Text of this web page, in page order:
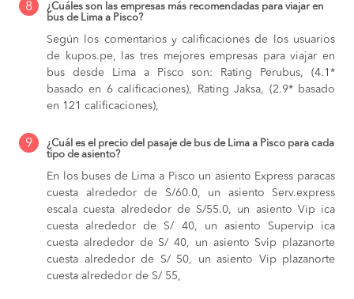
8
¿Cuáles son las empresas más recomendadas para viajar en
bus de Lima a Pisco?
Según los comentarios y calificaciones de los usuarios
de kupos.pe, las tres mejores empresas para viajar en
bus desde Lima a Pisco son: Rating Perubus, (4.1*
basado en 6 calificaciones), Rating Jaksa, (2.9* basado
en 121 calificaciones),
9
¿Cuál es el precio del pasaje de bus de Lima a Pisco para cada
tipo de asiento?
En los buses de Lima a Pisco un asiento Express paracas
cuesta alrededor de S/60.0, un asiento Serv.express
escala cuesta alrededor de S/55.0, un asiento Vip ica
cuesta alrededor de S/ 40, un asiento Supervip ica
cuesta alrededor de S/ 40, un asiento Svip plazanorte
cuesta alrededor de S/ 50,
un asiento Vip plazanorte
cuesta alrededor de S/ 55,